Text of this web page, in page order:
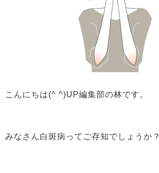
こんにちは(^ ^)UP編集部の林です。
みなさん白斑病ってご存知でしょうか？